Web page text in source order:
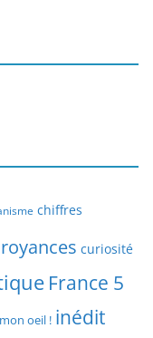
chiffres
curiosité
France 5
oeil ! inédit